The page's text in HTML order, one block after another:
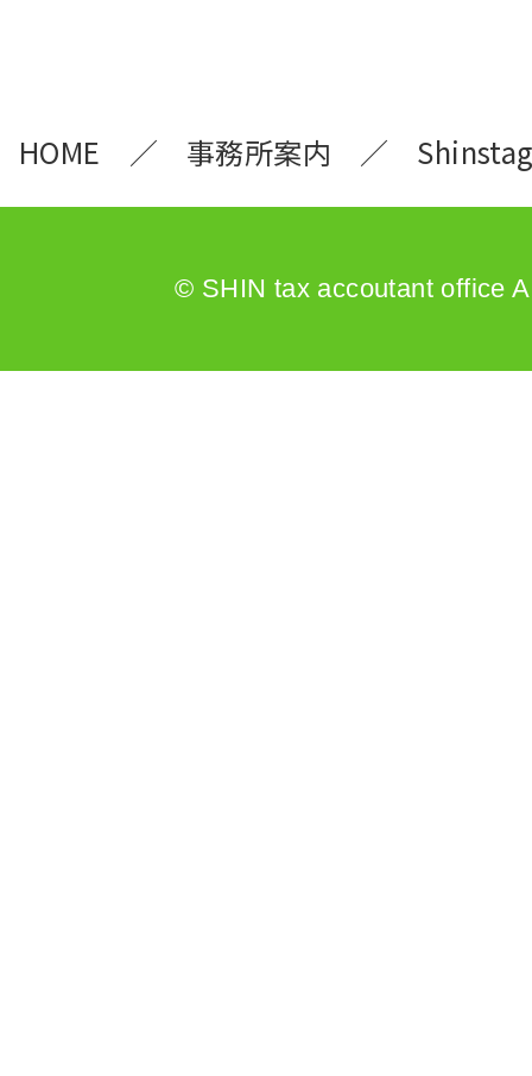
HOME 事務所案内
© SHIN tax accoutant office